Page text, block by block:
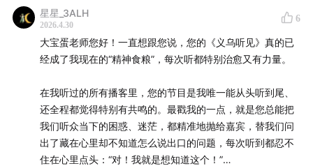
- 不用名词解释公司，用柠檬水小摊、蛋仔游戏、乐高讲
懂“家庭小公司”
- 公司=分工+成本+产品+利润，孩子秒理解
–19:30| 从生活发现好公司：8岁孩子如何看懂小米？
- 好公司标准：人人需要、家家都用、有生命力
满，值得所有家长反复收听、践行！
星星_3ALH
2026.4.30
6
大宝蛋老师您好！一直想跟您说，您的《义乌听见》真的已
经成了我现在的“精神食粮”，每次听都特别治愈又有力量。
在我听过的所有播客里，您的节目是我唯一能从头听到尾、
还全程都觉得特别有共鸣的。最戳我的一点，就是您总能把
我们听众当下的困惑、迷茫，都精准地抛给嘉宾，替我们问
出了藏在心里却不知道怎么说出口的问题，每次听到都忍不
住在心里点头：“对！我就是想知道这个！”